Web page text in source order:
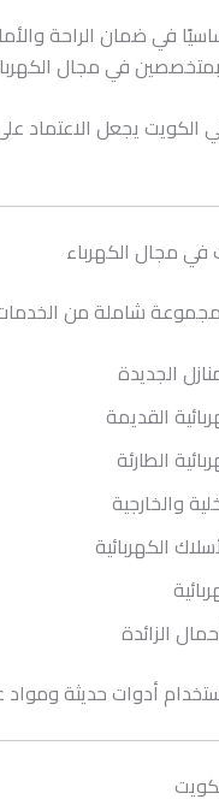
في ضمان الراحة
بمتخصصين في مجال
الكويت يجعل الاعتماد
مجال الكهرباء
شاملة من الخدمات
الجديدة
القديمة
الطارئة
والخارجية
الكهربائية
الزائدة
أدوات حديثة ومواد